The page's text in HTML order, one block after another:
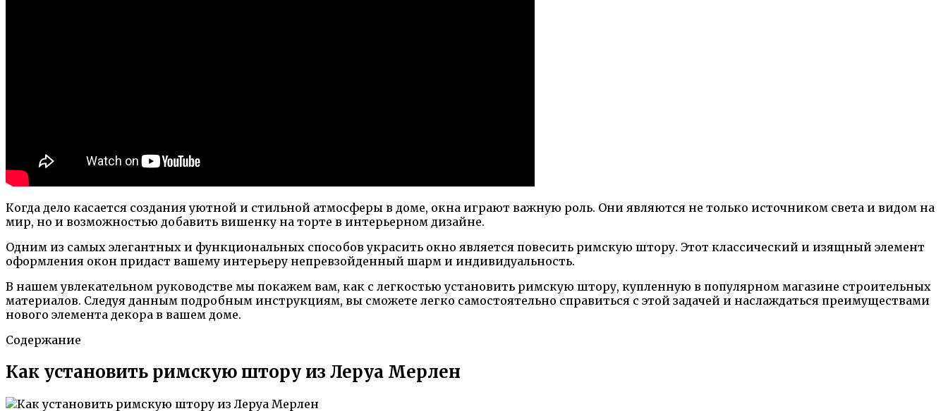
Когда дело касается создания уютной и стильной атмосферы в доме, окна играют важную роль. Они являются не только источником света и видом на
мир, но и возможностью добавить вишенку на торте в интерьерном дизайне.
Одним из самых элегантных и функциональных способов украсить окно является повесить римскую штору. Этот классический и изящный элемент
оформления окон придаст вашему интерьеру непревзойденный шарм и индивидуальность.
В нашем увлекательном руководстве мы покажем вам, как с легкостью установить римскую штору, купленную в популярном магазине строительных
материалов. Следуя данным подробным инструкциям, вы сможете легко самостоятельно справиться с этой задачей и наслаждаться преимуществами
нового элемента декора в вашем доме.
Содержание
Как установить римскую штору из Леруа Мерлен